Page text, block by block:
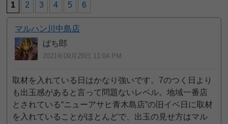
1 2 3 4 5 6
マルハン川中島店
ぱち郎
2021年09月29日 11:04 PM
取材を入れている日はかなり強いです。7のつく日より
も出玉感があると言って問題ないレベル。地域一番店
とされている“ニューアサヒ青木島店”の旧イベ日に取材
を入れていることがほとんどで、出玉の見せ方はマル